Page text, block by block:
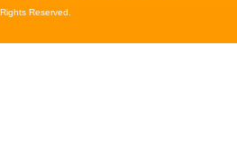
Reserved.